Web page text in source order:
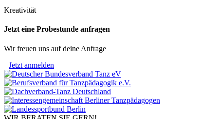
Kreativität
Jetzt eine Probestunde anfragen
Wir freuen uns auf deine Anfrage
Jetzt anmelden